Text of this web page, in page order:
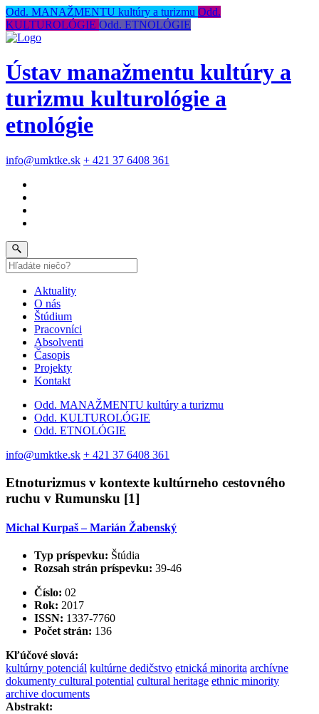
Odd. MANAŽMENTU kultúry a turizmu Odd.
KULTUROLÓGIE Odd. ETNOLÓGIE
Ústav manažmentu kultúry a
turizmu kulturológie a
etnológie
info@umktke.sk + 421 37 6408 361
Aktuality
O nás
Štúdium
Pracovníci
Absolventi
Časopis
Projekty
Kontakt
Odd. MANAŽMENTU kultúry a turizmu
Odd. KULTUROLÓGIE
Odd. ETNOLÓGIE
info@umktke.sk + 421 37 6408 361
Etnoturizmus v kontexte kultúrneho cestovného
ruchu v Rumunsku [1]
Michal Kurpaš – Marián Žabenský
Typ príspevku: Štúdia
Rozsah strán príspevku: 39-46
Číslo: 02
Rok: 2017
ISSN: 1337-7760
Počet strán: 136
Kľúčové slová:
kultúrny potenciál kultúrne dedičstvo etnická minorita archívne
dokumenty cultural potential cultural heritage ethnic minority
archive documents
Abstrakt: